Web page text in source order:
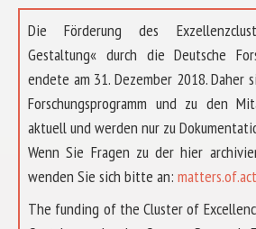
Die Förderung des
Gestaltung« durch die Deutsche
endete am 31. Dezember 2018. Daher
Forschungsprogramm und zu den
aktuell und werden nur zu
Wenn Sie Fragen zu der hier
wenden Sie sich bitte an:
The funding of the Cluster of